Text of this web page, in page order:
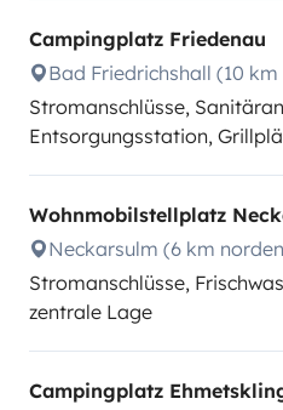
Campingplatz Friedenau
Bad Friedrichshall (10
Stromanschlüsse,
Entsorgungsstation,
Wohnmobilstellplatz
Neckarsulm (6 km
Stromanschlüsse,
zentrale Lage
Campingplatz